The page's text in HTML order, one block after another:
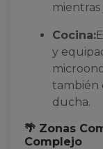
Cocina:
y
también
ducha.
🌴 Zonas
Complejo